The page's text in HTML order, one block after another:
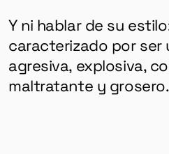
Y ni hablar de su
caracterizado por ser
agresiva, explosiva,
maltratante y grosero.